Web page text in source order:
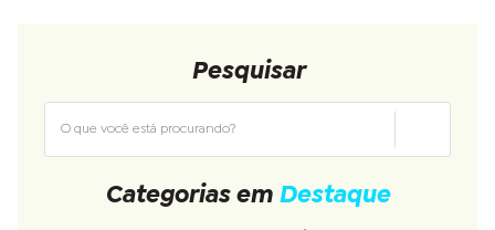
Pesquisar
Categorias em Destaque